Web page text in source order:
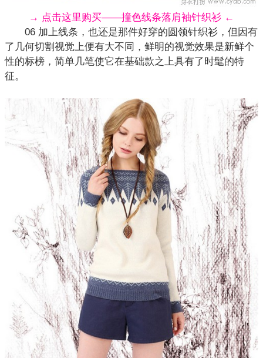
→ 点击这里购买——撞色线条落肩袖针织衫 ←
06 加上线条，也还是那件好穿的圆领针织衫，但因有
了几何切割视觉上便有大不同，鲜明的视觉效果是新鲜个
性的标榜，简单几笔使它在基础款之上具有了时髦的特
征。